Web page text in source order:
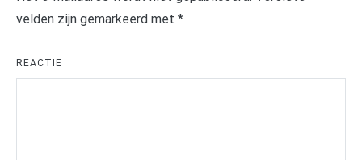
velden zijn gemarkeerd met *
REACTIE